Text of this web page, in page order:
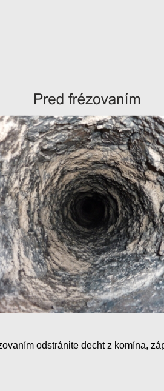
odstránite decht z komína,